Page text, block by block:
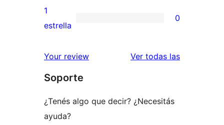
3
estrellas
valoraciones
de
estrellas
0
de
estrellas
1
estrella
0
Your review Ver todas lasreseñas
Soporte
¿Tenés algo que decir? ¿Necesitás
ayuda?